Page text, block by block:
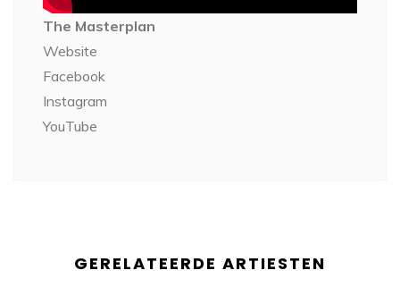
The Masterplan
Website
Facebook
Instagram
YouTube
GERELATEERDE ARTIESTEN